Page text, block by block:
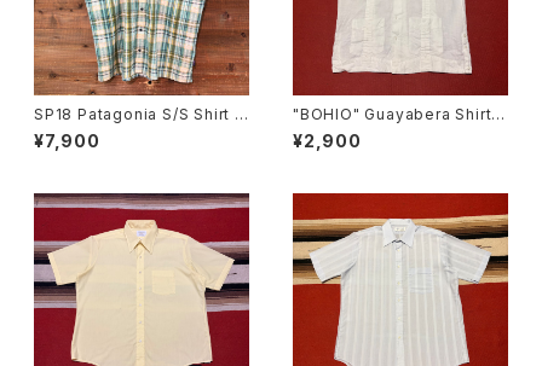
SP18 Patagonia S/S Shirt S
IZE:XL
¥7,900
"BOHIO" Guayabera Shirt s
ize L
¥2,900